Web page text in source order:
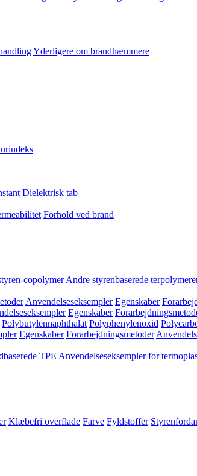
Yderligere om brandhæmmere
Dielektrisk tab
Forhold ved brand
copolymer Andre styrenbaserede
Anvendelseseksempler Egenskaber
Egenskaber
Polybutylennaphthalat Polyphenylenoxid
Egenskaber Forarbejdningsmetoder
TPE Anvendelseseksempler for
Klæbefri overflade Farve Fyldstoffer